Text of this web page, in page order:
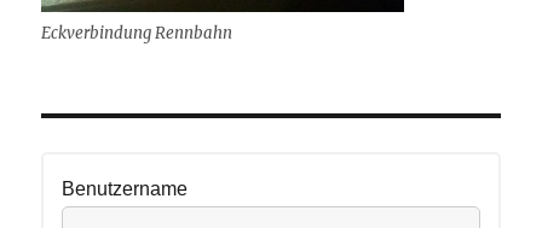
Eckverbindung Rennbahn
Benutzername